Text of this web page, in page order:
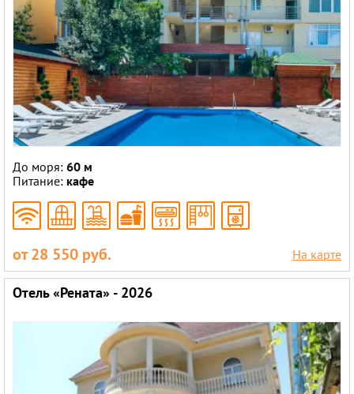
До моря: 60 м
Питание: кафе
от 28 550 руб. На карте
Отель «Рената» - 2026